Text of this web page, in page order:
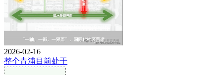
2026-02-16
整个青浦目前处于